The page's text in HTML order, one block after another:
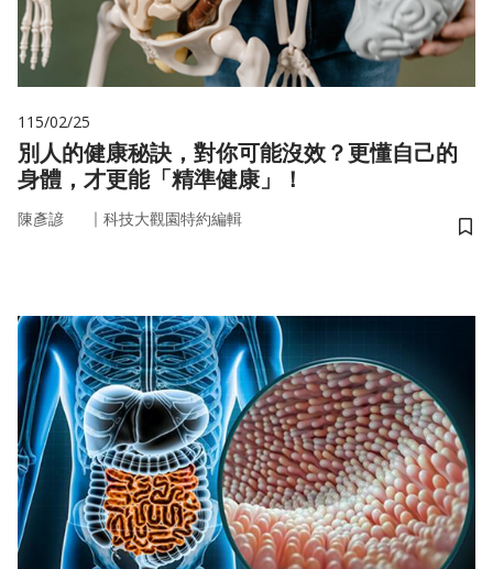
115/02/25
別人的健康秘訣，對你可能沒效？更懂自己的
身體，才更能「精準健康」！
陳彥諺 ｜ 科技大觀園特約編輯
儲